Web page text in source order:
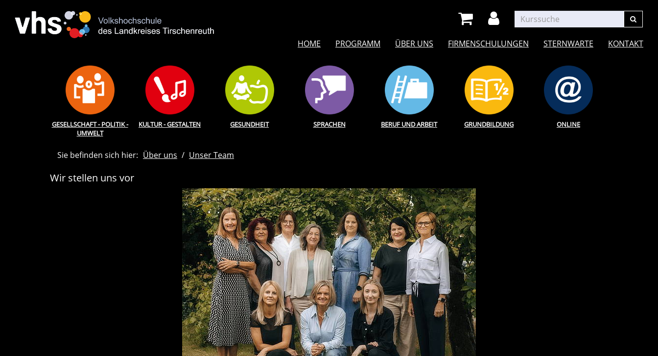
HOME PROGRAMM ÜBER UNS FIRMENSCHULUNGEN STERNWARTE KONTAKT
GESELLSCHAFT - POLITIK -
UMWELT
KULTUR - GESTALTEN GESUNDHEIT SPRACHEN BERUF UND ARBEIT GRUNDBILDUNG ONLINE
Sie befinden sich hier: Über uns Unser Team
Wir stellen uns vor